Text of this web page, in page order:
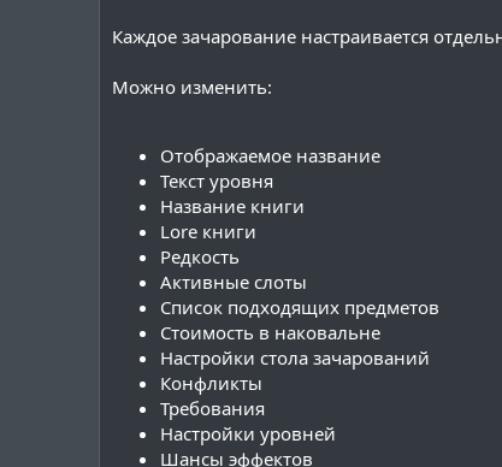
Каждое зачарование настраивается
Можно изменить:
Отображаемое название
Текст уровня
Название книги
Lore книги
Редкость
Активные слоты
Список подходящих предметов
Стоимость в наковальне
Настройки стола зачарований
Конфликты
Требования
Настройки уровней
Шансы эффектов